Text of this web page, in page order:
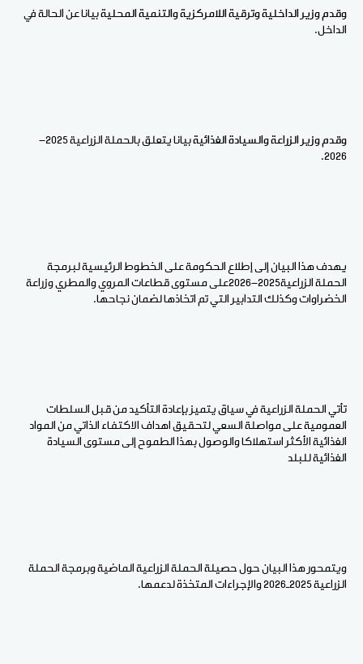
وقدم وزير الداخلية وترقية اللامركزية والتنمية المحليةبيانا عن الحالة في
الداخل.
وقدم وزير الزراعة والسيادة الغذائية
بيانا يتعلق بالحملة الزراعية 2025-
2026.
يهدف هذا البيان إلى إطلاع الحكومة على الخطوط الرئيسية لبرمجة
الحملة الزراعية2025-2026على مستوى قطاعات المروي والمطري وزراعة
الخضراوات وكذلك التدابير التي تم اتخاذها لضمان نجاحها.
تأتي الحملة الزراعية في سياق يتميز بإعادة التأكيد من قبل السلطات
العمومية على مواصلة السعي لتحقيق اهداف الاكتفاء الذاتي من المواد
الغذائية الأكثر استهلاكا والوصول بهذا الطموح إلى مستوى السيادة
الغذائية للبلد
ويتمحور هذا البيان حول حصيلة الحملة الزراعية الماضية وبرمجة الحملة
الزراعية 2025ـ2026 والإجراءات المتخذة لدعمها.